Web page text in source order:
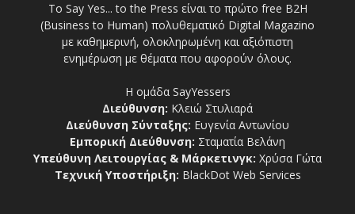
Το Say Yes... to the Press είναι το πρώτο free Β2Η
(Business to Human) πολυθεματικό Digital Magazino
με καθημερινή, ολοκληρωμένη και αξιόπιστη
ενημέρωση με θέματα που αφορούν όλους.
Η ομάδα SayYessers
Διεύθυνση: Κλειώ Στυλιαρά
Διεύθυνση Σύνταξης: Ευγενία Αντωνίου
Εμπορική Διεύθυνση: Σταματία Βελάνη
Υπεύθυνη Λειτουργίας & Μάρκετινγκ: Χρύσα Γώτα
Τεχνική Υποστήριξη: BlackDot Web Services